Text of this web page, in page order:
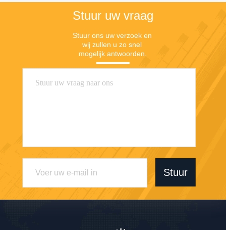
Stuur uw vraag
Stuur ons uw verzoek en
wij zullen u zo snel
mogelijk antwoorden.
Stuur